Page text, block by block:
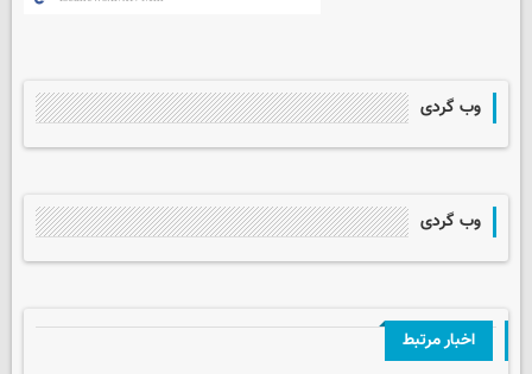
وب گردی
وب گردی
اخبار مرتبط